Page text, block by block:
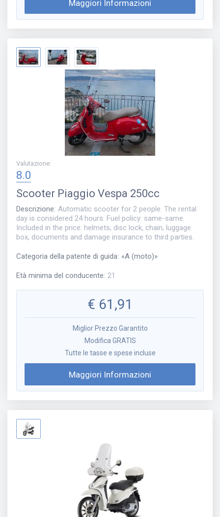
Maggiori Informazioni
Valutazione:
8.0
Scooter Piaggio Vespa 250cc
Descrizione: Automatic scooter for 2 people. The rental
day is considered 24 hours. Fuel policy: same-same.
Included in the price: helmets, disc lock, chain, luggage
box, documents and damage insurance to third parties.
Categoria della patente di guida: «A (moto)»
Età minima del conducente: 21
€ 61,91
Miglior Prezzo Garantito
Modifica GRATIS
Tutte le tasse e spese incluse
Maggiori Informazioni